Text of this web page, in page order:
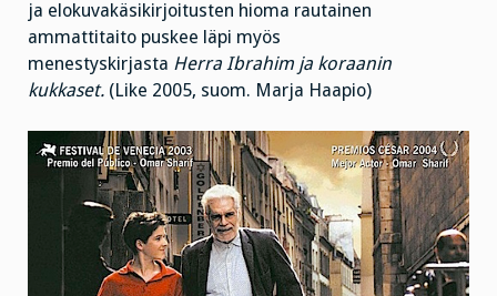
ja elokuvakäsikirjoitusten hioma rautainen
ammattitaito puskee läpi myös
menestyskirjasta Herra Ibrahim ja koraanin
kukkaset. (Like 2005, suom. Marja Haapio)